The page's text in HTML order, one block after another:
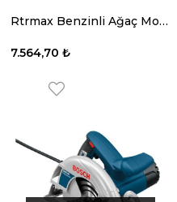
Rtrmax Benzinli Ağaç Motoru 58 cc 45 Cm.
7.564,70 ₺